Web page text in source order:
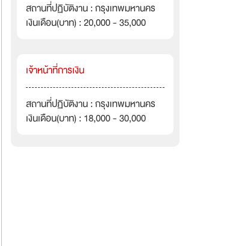
สถานที่ปฏิบัติงาน : กรุงเทพมหานคร
เงินเดือน(บาท) : 20,000 - 35,000
เจ้าหน้าที่การเงิน
สถานที่ปฏิบัติงาน : กรุงเทพมหานคร
เงินเดือน(บาท) : 18,000 - 30,000